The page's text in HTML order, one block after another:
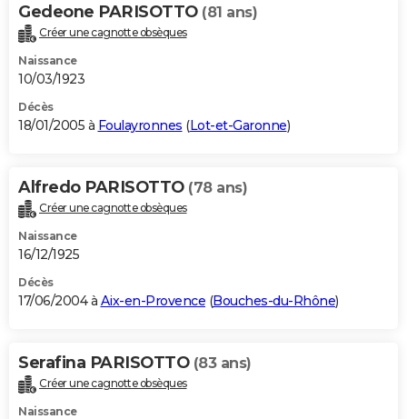
Gedeone PARISOTTO (81 ans)
Créer une cagnotte obsèques
Naissance
10/03/1923
Décès
18/01/2005 à Foulayronnes (Lot-et-Garonne)
Alfredo PARISOTTO (78 ans)
Créer une cagnotte obsèques
Naissance
16/12/1925
Décès
17/06/2004 à Aix-en-Provence (Bouches-du-Rhône)
Serafina PARISOTTO (83 ans)
Créer une cagnotte obsèques
Naissance